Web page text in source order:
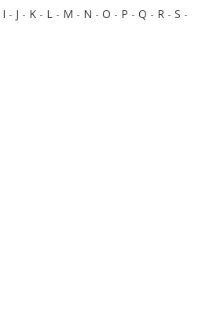
I - J - K - L - M - N - O - P - Q - R - S -